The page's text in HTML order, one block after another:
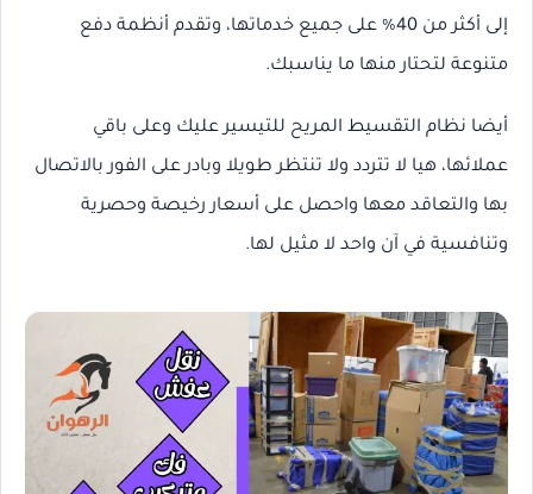
إلى أكثر من 40% على جميع خدماتها، وتقدم أنظمة دفع
متنوعة لتحتار منها ما يناسبك.
أيضا نظام التقسيط المريح للتيسير عليك وعلى باقي
عملائها، هيا لا تتردد ولا تنتظر طويلا وبادر على الفور بالاتصال
بها والتعاقد معها واحصل على أسعار رخيصة وحصرية
وتنافسية في آن واحد لا مثيل لها.